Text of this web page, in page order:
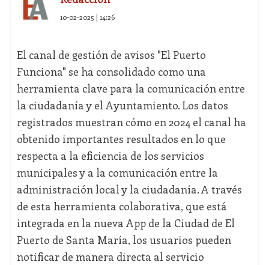
10-02-2025 | 14:26
El canal de gestión de avisos "El Puerto
Funciona" se ha consolidado como una
herramienta clave para la comunicación entre
la ciudadanía y el Ayuntamiento. Los datos
registrados muestran cómo en 2024 el canal ha
obtenido importantes resultados en lo que
respecta a la eficiencia de los servicios
municipales y a la comunicación entre la
administración local y la ciudadanía. A través
de esta herramienta colaborativa, que está
integrada en la nueva App de la Ciudad de El
Puerto de Santa María, los usuarios pueden
notificar de manera directa al servicio